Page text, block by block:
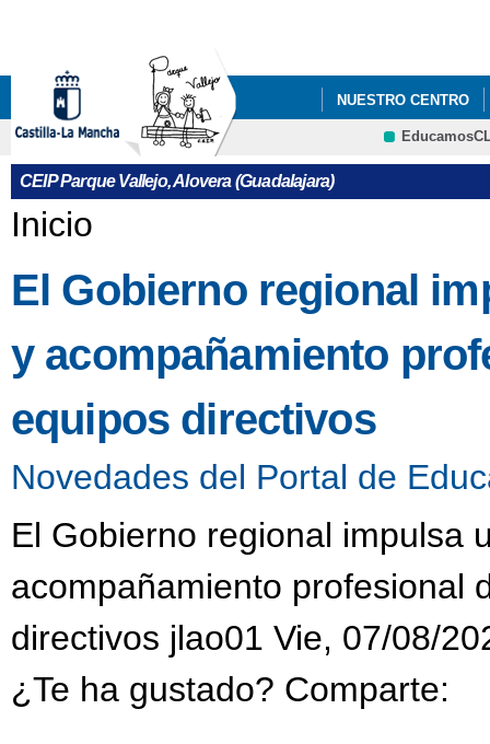
NUESTRO CENTRO
COMEDOR ESCOLAR
CEIP Parque Vallejo, Alovera (Guadalajara)
Se encuentra usted aquí
Inicio
El Gobierno regional
y acompañamiento
equipos directivos
Novedades del Portal de
El Gobierno regional impulsa
acompañamiento profesional
directivos jlao01 Vie, 07/08/
¿Te ha gustado? Comparte: